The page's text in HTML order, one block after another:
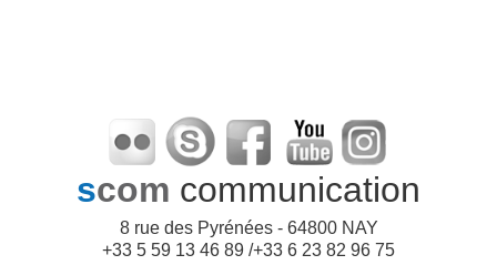
scom communication
8 rue des Pyrénées - 64800 NAY
+33 5 59 13 46 89 /+33 6 23 82 96 75